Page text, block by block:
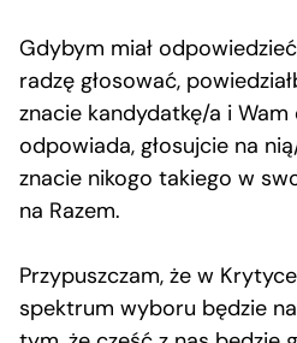
Gdybym miał
radzę głosować,
znacie kandydatkę/a i
odpowiada, głosujcie na
znacie nikogo takiego w
na Razem.
Przypuszczam, że w
spektrum wyboru będzie